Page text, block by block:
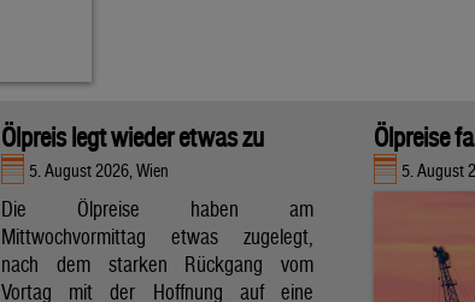
Ölpreis legt wieder etwas zu
5. August 2026, Wien
Die Ölpreise haben am
Mittwochvormittag etwas zugelegt,
nach dem starken Rückgang vom
Vortag mit der Hoffnung auf eine
Ölpreise
5. August